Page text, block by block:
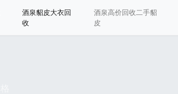
酒泉貂皮大衣回
收
酒泉高价回收二手貂
皮